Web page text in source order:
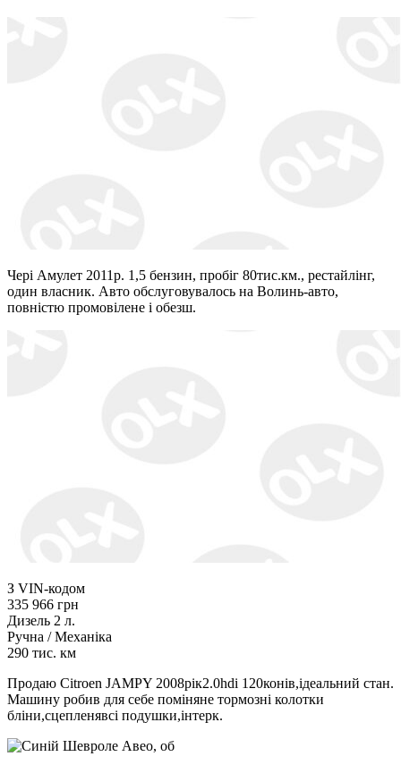
Чері Амулет 2011р. 1,5 бензин, пробіг 80тис.км., рестайлінг,
один власник. Авто обслуговувалось на Волинь-авто,
повністю промовілене і обезш.
З VIN-кодом
335 966 грн
Дизель 2 л.
Ручна / Механіка
290 тис. км
Продаю Citroen JAMPY 2008рік2.0hdi 120конів,ідеальний стан.
Машину робив для себе поміняне тормозні колотки
бліни,сцепленявсі подушки,інтерк.